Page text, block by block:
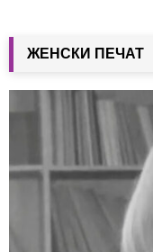
ЖЕНСКИ ПЕЧАТ